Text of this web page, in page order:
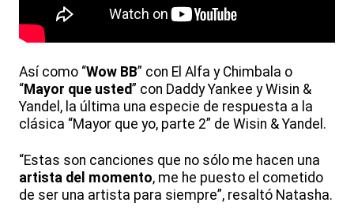
Así como “Wow BB” con El Alfa y Chimbala o
“Mayor que usted” con Daddy Yankee y Wisin &
Yandel, la última una especie de respuesta a la
clásica “Mayor que yo, parte 2” de Wisin & Yandel.
“Estas son canciones que no sólo me hacen una
artista del momento, me he puesto el cometido
de ser una artista para siempre”, resaltó Natasha.